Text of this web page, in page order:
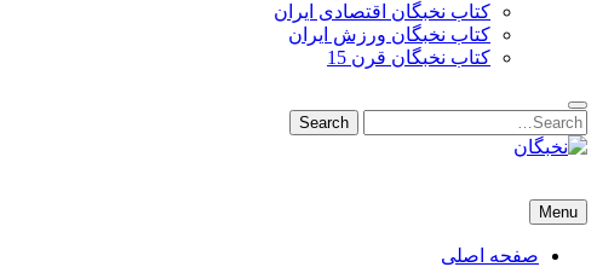
کتاب نخبگان اقتصادی ایران
کتاب نخبگان ورزش ایران
کتاب نخبگان قرن 15
Search
for:
Search
نخبگان تایمز/ کتاب نخبگان + پورتال رسمی کتاب نخبگان ایران – کتاب نخبگان اقتصادی ایران – کتاب نخبگان قرن 15 – کتاب
Menu
صفحه اصلی